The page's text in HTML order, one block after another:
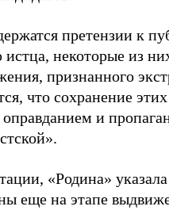
претензии к
некоторые из
признанного
что сохранение
и
«Родина»
еще на этапе